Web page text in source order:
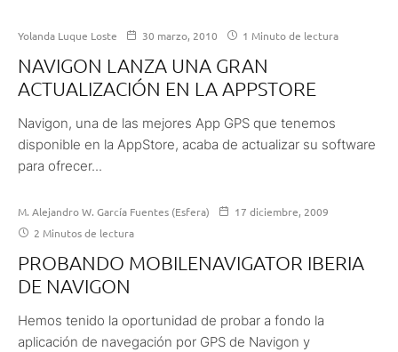
Yolanda Luque Loste 30 marzo, 2010 1 Minuto de lectura
NAVIGON LANZA UNA GRAN
ACTUALIZACIÓN EN LA APPSTORE
Navigon, una de las mejores App GPS que tenemos
disponible en la AppStore, acaba de actualizar su software
para ofrecer...
M. Alejandro W. García Fuentes (Esfera)
17 diciembre, 2009
2 Minutos de lectura
PROBANDO MOBILENAVIGATOR IBERIA
DE NAVIGON
Hemos tenido la oportunidad de probar a fondo la
aplicación de navegación por GPS de Navigon y